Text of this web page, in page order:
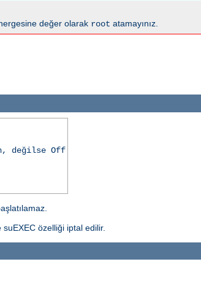
değer olarak root atamayınız.
değilse Off
özelliği iptal edilir.